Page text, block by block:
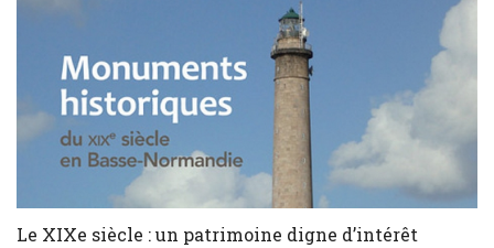
Le XIXe siècle : un patrimoine digne d’intérêt